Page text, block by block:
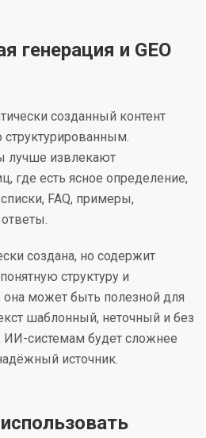
генерация и GEO
созданный контент
лучше извлекают
где есть ясное определение,
FAQ, примеры,
создана, но содержит
структуру и
она может быть полезной для
шаблонный, неточный и без
ИИ-системам будет сложнее
источник.